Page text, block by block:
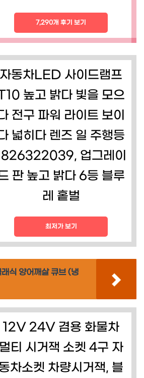
7,290개 후기 보기
자동차LED 사이드램프
높고 밝다 빛을 모으
전구 파워 라이트 보이
넓히다 렌즈 일 주행등
업그레이
판 높고 밝다 6등 블루
레 홑벌
최저가 보기
식 양어깨살 큐브 (냉
12V 24V 겸용 화물차
멀티 시거잭 소켓 4구 자
차소켓 차량시거잭, 블